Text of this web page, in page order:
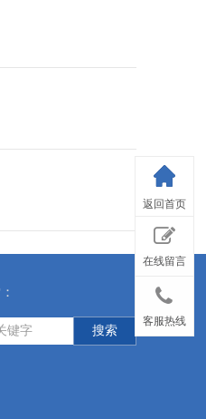
搜索
返回首页
在线留言
客服热线